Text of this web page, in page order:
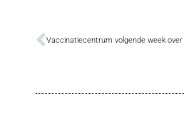
Vaccinatiecentrum volgende week